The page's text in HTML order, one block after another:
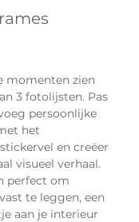
momenten zien
3 fotolijsten. Pas
persoonlijke
het
en creëer
visueel verhaal.
perfect om
te leggen, een
aan je interieur